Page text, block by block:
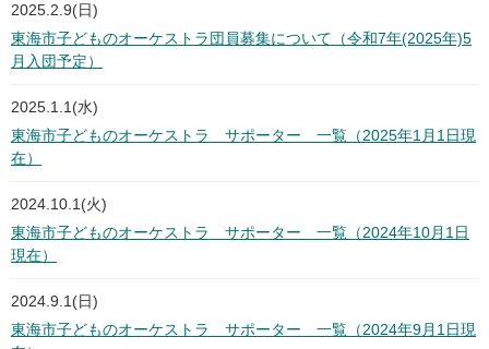
2025.2.9(日)
東海市子どものオーケストラ団員募集について（令和7年(2025年)5
月入団予定）
2025.1.1(水)
東海市子どものオーケストラ サポーター 一覧（2025年1月1日現
在）
2024.10.1(火)
東海市子どものオーケストラ サポーター 一覧（2024年10月1日
現在）
2024.9.1(日)
東海市子どものオーケストラ サポーター 一覧（2024年9月1日現